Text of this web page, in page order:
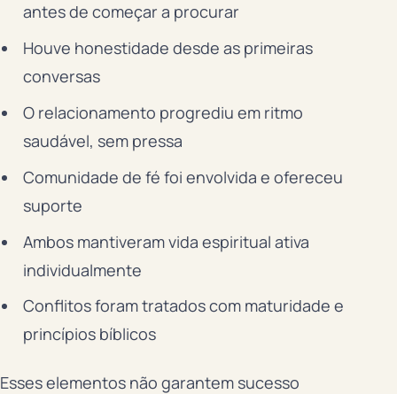
antes de começar a procurar
Houve honestidade desde as primeiras
conversas
O relacionamento progrediu em ritmo
saudável, sem pressa
Comunidade de fé foi envolvida e ofereceu
suporte
Ambos mantiveram vida espiritual ativa
individualmente
Conflitos foram tratados com maturidade e
princípios bíblicos
Esses elementos não garantem sucesso